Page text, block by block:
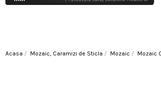
Acasa Mozaic, Caramizi de Sticla Mozaic Mozaic